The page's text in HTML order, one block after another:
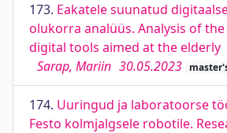
173. Eakatele suunatud
olukorra analüüs. Analysis of
digital tools aimed at the elderly
Sarap, Mariin 30.05.2023
174. Uuringud ja laboratoorse
Festo kolmjalgsele robotile.